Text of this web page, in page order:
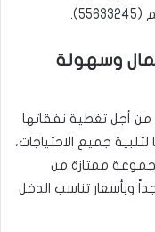
(
55633245
).
وسهولة
أجل تغطية نفقاتها
جميع الاحتياجات،
ممتازة من
وبأسعار تناسب الدخل